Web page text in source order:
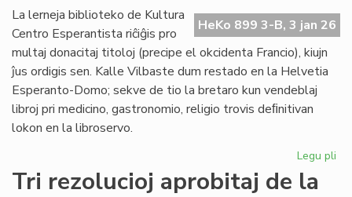
HeKo 899 3-B, 3 jan 26
La lerneja biblioteko de Kultura
Centro Esperantista riĉiĝis pro
multaj donacitaj titoloj (precipe el okcidenta Francio), kiujn
ĵus ordigis sen. Kalle Vilbaste dum restado en la Helvetia
Esperanto-Domo; sekve de tio la bretaro kun vendeblaj
libroj pri medicino, gastronomio, religio trovis deﬁnitivan
lokon en la libroservo.
Legu pli
Tri rezolucioj aprobitaj de la